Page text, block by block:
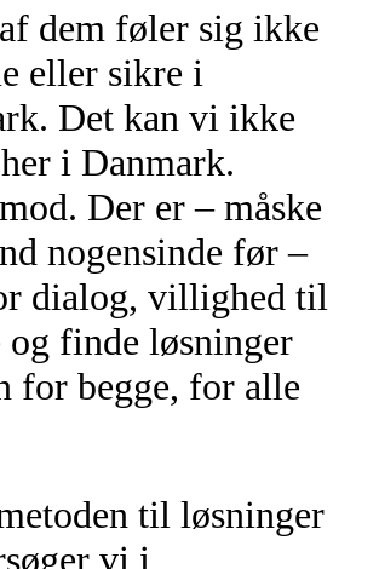
dem føler sig ikke
eller sikre i
Det kan vi ikke
i Danmark.
Der er – måske
nogensinde før –
dialog, villighed til
og finde løsninger
for begge, for alle
til løsninger
vi i